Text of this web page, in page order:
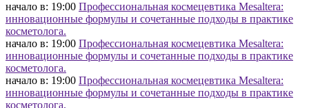
начало в: 19:00 Профессиональная космецевтика Mesaltera:
инновационные формулы и сочетанные подходы в практике
косметолога.
начало в: 19:00 Профессиональная космецевтика Mesaltera:
инновационные формулы и сочетанные подходы в практике
косметолога.
начало в: 19:00 Профессиональная космецевтика Mesaltera:
инновационные формулы и сочетанные подходы в практике
косметолога.